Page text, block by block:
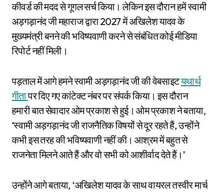
कीवर्ड की मदद से गूगल सर्च किया। लेकिन इस दौरान हमें स्वामी
अड़गड़ानंद जी महाराज द्वारा 2027 में अखिलेश यादव के
मुख्यमंत्री बनने की भविष्यवाणी करने से संबंधित कोई मीडिया
रिपोर्ट नहीं मिली।
पड़ताल में आगे हमने स्वामी अड़गड़ानंद जी की वेबसाइटयथार्थ
गीतापर दिए गए कांटेक्ट नंबर पर संपर्क किया। इस दौरान
हमारी बात सेवादार ओम प्रकाश से हुई। ओम प्रकाश ने बताया,
‘स्वामी अड़गड़ानंद जी राजनैतिक विषयों से दूर रहते हैं, उन्होंने
कभी इस तरह की भविष्यवाणी नहीं की। आश्रम में बहुत से
राजनेता मिलने आते हैं और वो सभी को आशीर्वाद देते हैं।’
उन्होंने आगे बताया, ‘अखिलेश यादव के साथ वायरल तस्वीर मार्च